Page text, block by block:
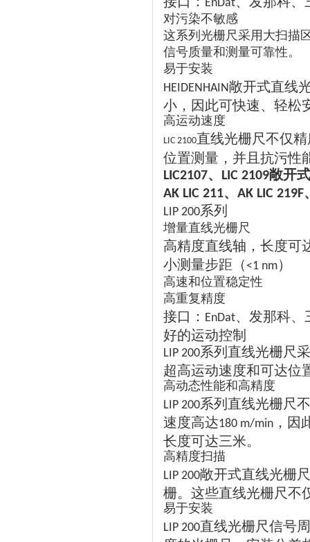
EnDat
对污染不敏感
这系列光栅尺采用大扫描
信号质量和测量可靠性。
易于安装
HEIDENHAIN敞开式直线
小，因此可快速、轻松
高运动速度
LIC 2100直线光栅尺不仅
位置测量，并且抗污性
LIC2107、 LIC 2109敞开
AK LIC 211、 AK LIC 219F
LIP 200系列
增量直线光栅尺
高精度直线轴，长度可
小测量步距（<1 nm）
高速和位置稳定性
高重复精度
接口： EnDat、发那科、
好的运动控制
LIP 200系列直线光栅尺
超高运动速度和可达位
高动态性能和高精度
LIP 200系列直线光栅尺
速度高达180 m/min ，因
长度可达三米。
高精度扫描
LIP 200敞开式直线光栅
栅。这些直线光栅尺不
易于安装
LIP 200直线光栅尺信号